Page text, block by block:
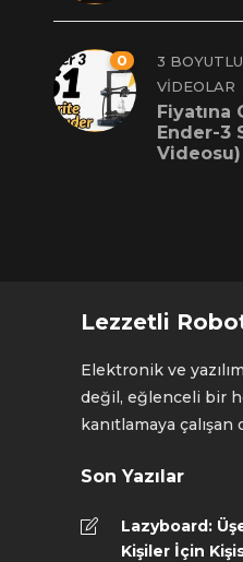
0 3
VIDEOLAR
Fiyatına
Ender-3
Videosu)
Lezzetli
Elektronik ve
değil, eğlenceli bir
kanıtlamaya çalışan
Son Yazılar
Lazyboard:
Kişiler İçin